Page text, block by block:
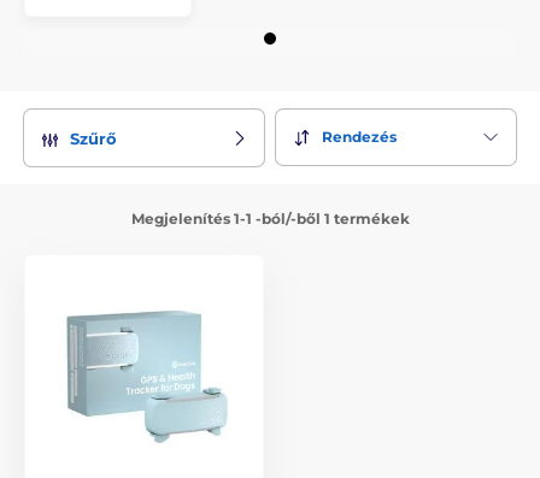
Szűrő Rendezés
Megjelenítés 1-1 -ból/-ből 1 termékek